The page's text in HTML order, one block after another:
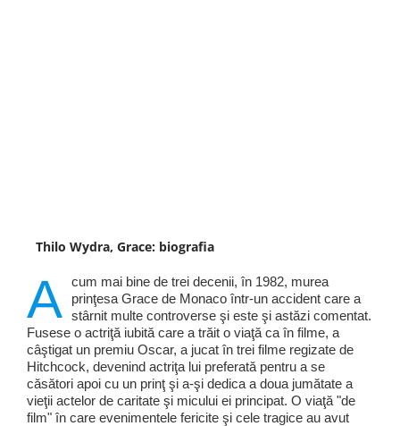
Thilo Wydra, Grace: biografia
A cum mai bine de trei decenii, în 1982, murea
prinţesa Grace de Monaco într-un accident care a
stârnit multe controverse şi este şi astăzi comentat.
Fusese o actriţă iubită care a trăit o viaţă ca în filme, a
câştigat un premiu Oscar, a jucat în trei filme regizate de
Hitchcock, devenind actriţa lui preferată pentru a se
căsători apoi cu un prinţ şi a-şi dedica a doua jumătate a
vieţii actelor de caritate şi micului ei principat. O viaţă "de
film" în care evenimentele fericite şi cele tragice au avut